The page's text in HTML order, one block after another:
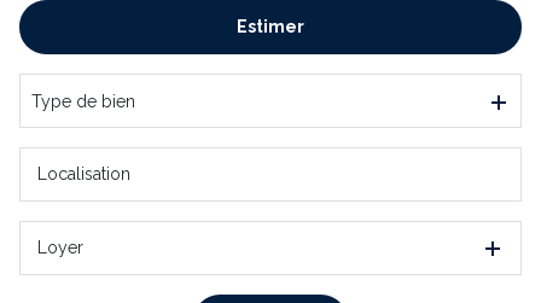
De l'immo pro
Estimer
Type de bien
Loyer